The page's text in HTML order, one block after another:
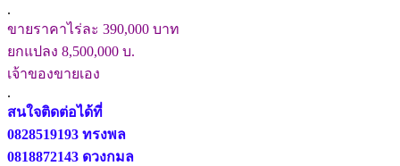
.
ขายราคาไร่ละ 390,000 บาท
ยกแปลง 8,500,000 บ.
เจ้าของขายเอง
.
สนใจติดต่อได้ที่
0828519193 ทรงพล
0818872143 ดวงกมล